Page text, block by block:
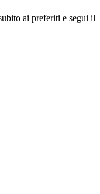
ai preferiti e segui il